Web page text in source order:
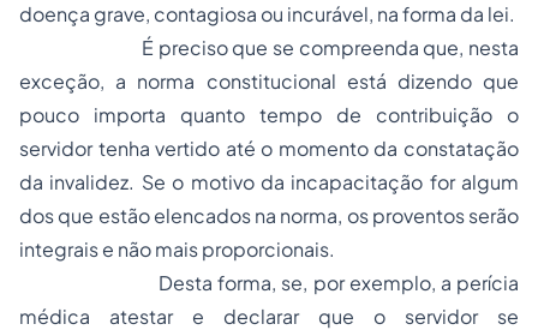
doença grave, contagiosa ou incurável, na forma da lei.
É preciso que se compreenda que, nesta
exceção, a norma constitucional está dizendo que
pouco importa quanto tempo de contribuição o
servidor tenha vertido até o momento da constatação
da invalidez. Se o motivo da incapacitação for algum
dos que estão elencados na norma, os proventos serão
integrais e não mais proporcionais.
Desta forma, se, por exemplo, a perícia
médica atestar e declarar que o servidor se